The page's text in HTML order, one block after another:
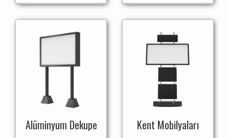
Alüminyum Dekupe Kent Mobilyaları